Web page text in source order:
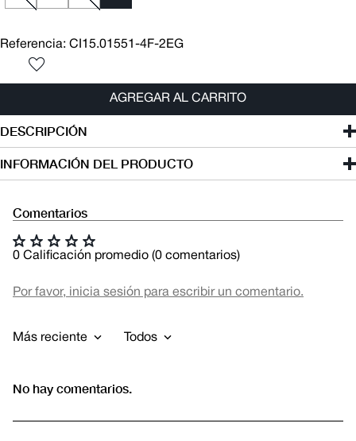
Referencia: CI15.01551-4F-2EG
AGREGAR AL CARRITO
DESCRIPCIÓN
INFORMACIÓN DEL PRODUCTO
Comentarios
0 Calificación promedio (0 comentarios)
Por favor, inicia sesión para escribir un comentario.
Más reciente Todos
No hay comentarios.
pantalones